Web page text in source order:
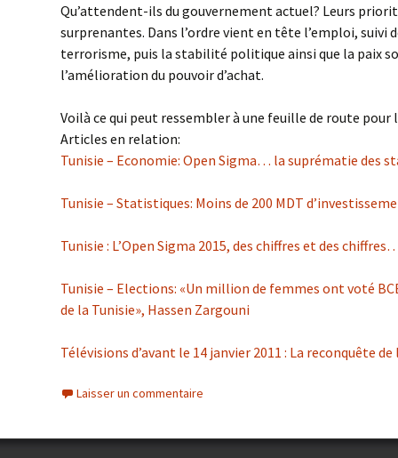
Qu’attendent-ils du gouvernement actuel? Leurs
surprenantes. Dans l’ordre vient en tête l’emploi, suivi
terrorisme, puis la stabilité politique ainsi que la paix
l’amélioration du pouvoir d’achat.
Voilà ce qui peut ressembler à une feuille de route pour
Articles en relation:
Tunisie – Economie: Open Sigma… la suprématie des
Tunisie – Statistiques: Moins de 200 MDT
Tunisie : L’Open Sigma 2015, des chiffres et des
Tunisie – Elections: «Un million de femmes ont voté
de la Tunisie», Hassen Zargouni
Télévisions d’avant le 14 janvier 2011 : La reconquête de
Laisser un commentaire